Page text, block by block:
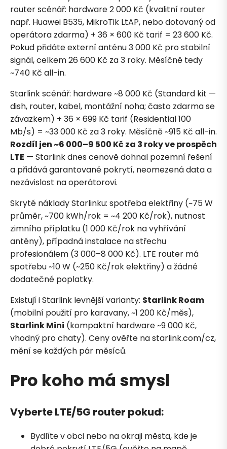
router scénář: hardware 2 000 Kč (kvalitní router
např. Huawei B535, MikroTik LtAP, nebo dotovaný od
operátora zdarma) + 36 × 600 Kč tarif = 23 600 Kč.
Pokud přidáte externí anténu 3 000 Kč pro stabilní
signál, celkem 26 600 Kč za 3 roky. Měsíčně tedy
~740 Kč all-in.
Starlink scénář: hardware ~8 000 Kč (Standard kit —
dish, router, kabel, montážní noha; často zdarma se
závazkem) + 36 × 699 Kč tarif (Residential 100
Mb/s) = ~33 000 Kč za 3 roky. Měsíčně ~915 Kč all-in.
Rozdíl jen ~6 000–9 500 Kč za 3 roky ve prospěch
LTE — Starlink dnes cenově dohnal pozemní řešení
a přidává garantované pokrytí, neomezená data a
nezávislost na operátorovi.
Skryté náklady Starlinku: spotřeba elektřiny (~75 W
průměr, ~700 kWh/rok = ~4 200 Kč/rok), nutnost
zimního příplatku (1 000 Kč/rok na vyhřívání
antény), případná instalace na střechu
profesionálem (3 000–8 000 Kč). LTE router má
spotřebu ~10 W (~250 Kč/rok elektřiny) a žádné
dodatečné poplatky.
Existují i Starlink levnější varianty: Starlink Roam
(mobilní použití pro karavany, ~1 200 Kč/měs),
Starlink Mini (kompaktní hardware ~9 000 Kč,
vhodný pro chaty). Ceny ověřte na starlink.com/cz,
mění se každých pár měsíců.
Pro koho má smysl
Vyberte LTE/5G router pokud:
Bydlíte v obci nebo na okraji města, kde je
PN
Petra je online
Zavolejte mi zpět